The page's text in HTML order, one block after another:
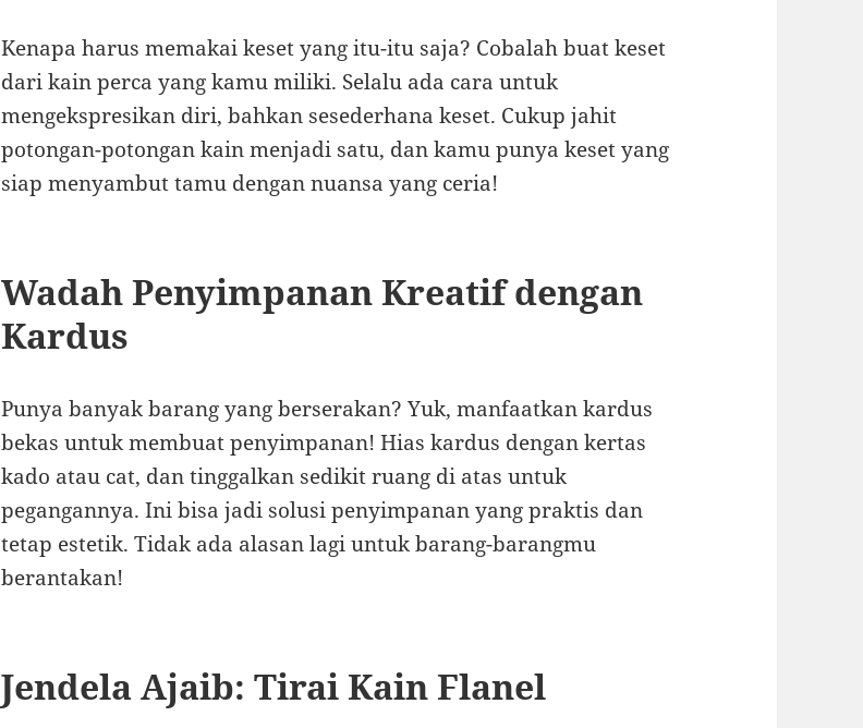
Kenapa harus memakai keset yang itu-itu saja? Cobalah buat keset
dari kain perca yang kamu miliki. Selalu ada cara untuk
mengekspresikan diri, bahkan sesederhana keset. Cukup jahit
potongan-potongan kain menjadi satu, dan kamu punya keset yang
siap menyambut tamu dengan nuansa yang ceria!
Wadah Penyimpanan Kreatif dengan
Kardus
Punya banyak barang yang berserakan? Yuk, manfaatkan kardus
bekas untuk membuat penyimpanan! Hias kardus dengan kertas
kado atau cat, dan tinggalkan sedikit ruang di atas untuk
pegangannya. Ini bisa jadi solusi penyimpanan yang praktis dan
tetap estetik. Tidak ada alasan lagi untuk barang-barangmu
berantakan!
Jendela Ajaib: Tirai Kain Flanel